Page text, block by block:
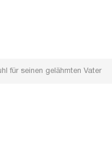
für seinen gelähmten Vater